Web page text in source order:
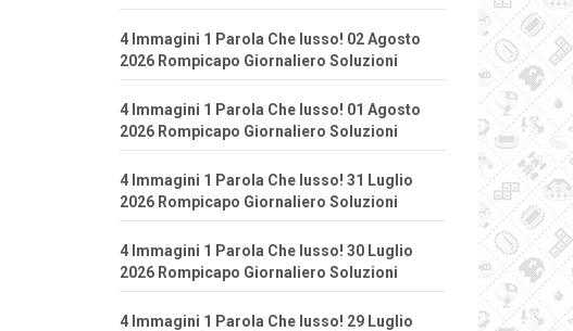
4 Immagini 1 Parola Che lusso! 02 Agosto
2026 Rompicapo Giornaliero Soluzioni
4 Immagini 1 Parola Che lusso! 01 Agosto
2026 Rompicapo Giornaliero Soluzioni
4 Immagini 1 Parola Che lusso! 31 Luglio
2026 Rompicapo Giornaliero Soluzioni
4 Immagini 1 Parola Che lusso! 30 Luglio
2026 Rompicapo Giornaliero Soluzioni
4 Immagini 1 Parola Che lusso! 29 Luglio